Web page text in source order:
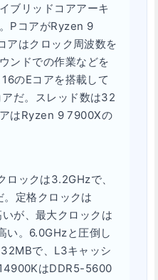
ブリッドコアアーキ
PコアがRyzen 9
アはクロック周波数を
ンドでの作業などを
のEコアを搭載して
だ。スレッド数は32
はRyzen 9 7900Xの
ックは3.2GHzで、
定格クロックは
が、最大クロックは
。6.0GHzと圧倒し
で、L3キャッシ
はDDR5-5600